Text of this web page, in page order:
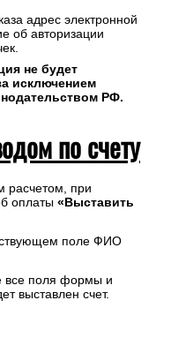
адрес электронной
об авторизации
не будет
исключением
РФ.
по счету
расчетом, при
оплаты «Выставить
поле ФИО
все поля формы и
выставлен счет.